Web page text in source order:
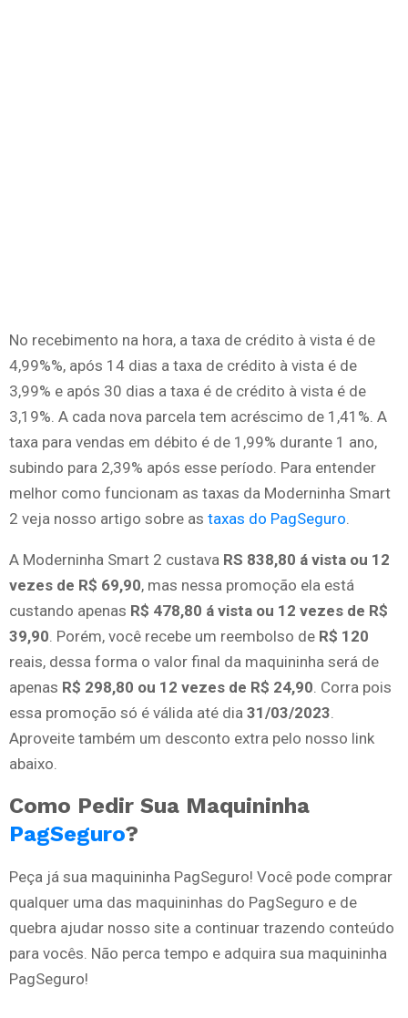
No recebimento na hora, a taxa de crédito à vista é de
4,99%%, após 14 dias a taxa de crédito à vista é de
3,99% e após 30 dias a taxa é de crédito à vista é de
3,19%. A cada nova parcela tem acréscimo de 1,41%. A
taxa para vendas em débito é de 1,99% durante 1 ano,
subindo para 2,39% após esse período. Para entender
melhor como funcionam as taxas da Moderninha Smart
2 veja nosso artigo sobre as taxas do PagSeguro.
A Moderninha Smart 2 custava RS 838,80 á vista ou 12
vezes de R$ 69,90, mas nessa promoção ela está
custando apenas R$ 478,80 á vista ou 12 vezes de R$
39,90. Porém, você recebe um reembolso de R$ 120
reais, dessa forma o valor final da maquininha será de
apenas R$ 298,80 ou 12 vezes de R$ 24,90. Corra pois
essa promoção só é válida até dia 31/03/2023.
Aproveite também um desconto extra pelo nosso link
abaixo.
Como Pedir Sua Maquininha
PagSeguro?
Peça já sua maquininha PagSeguro! Você pode comprar
qualquer uma das maquininhas do PagSeguro e de
quebra ajudar nosso site a continuar trazendo conteúdo
para vocês. Não perca tempo e adquira sua maquininha
PagSeguro!